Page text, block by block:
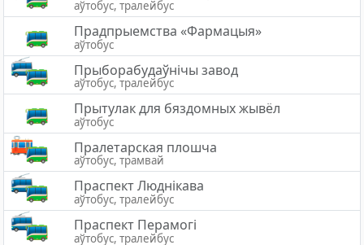
аўтобус, тралейбус
Прадпрыемства «Фармацыя»
аўтобус
Прыборабудаўнічы завод
аўтобус, тралейбус
Прытулак для бяздомных жывёл
аўтобус
Пралетарская плошча
аўтобус, трамвай
Праспект Люднікава
аўтобус, тралейбус
Праспект Перамогі
аўтобус, тралейбус